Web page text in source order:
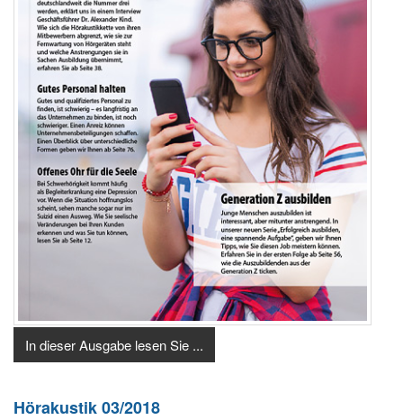
In dieser Ausgabe lesen Sie ...
Hörakustik 03/2018